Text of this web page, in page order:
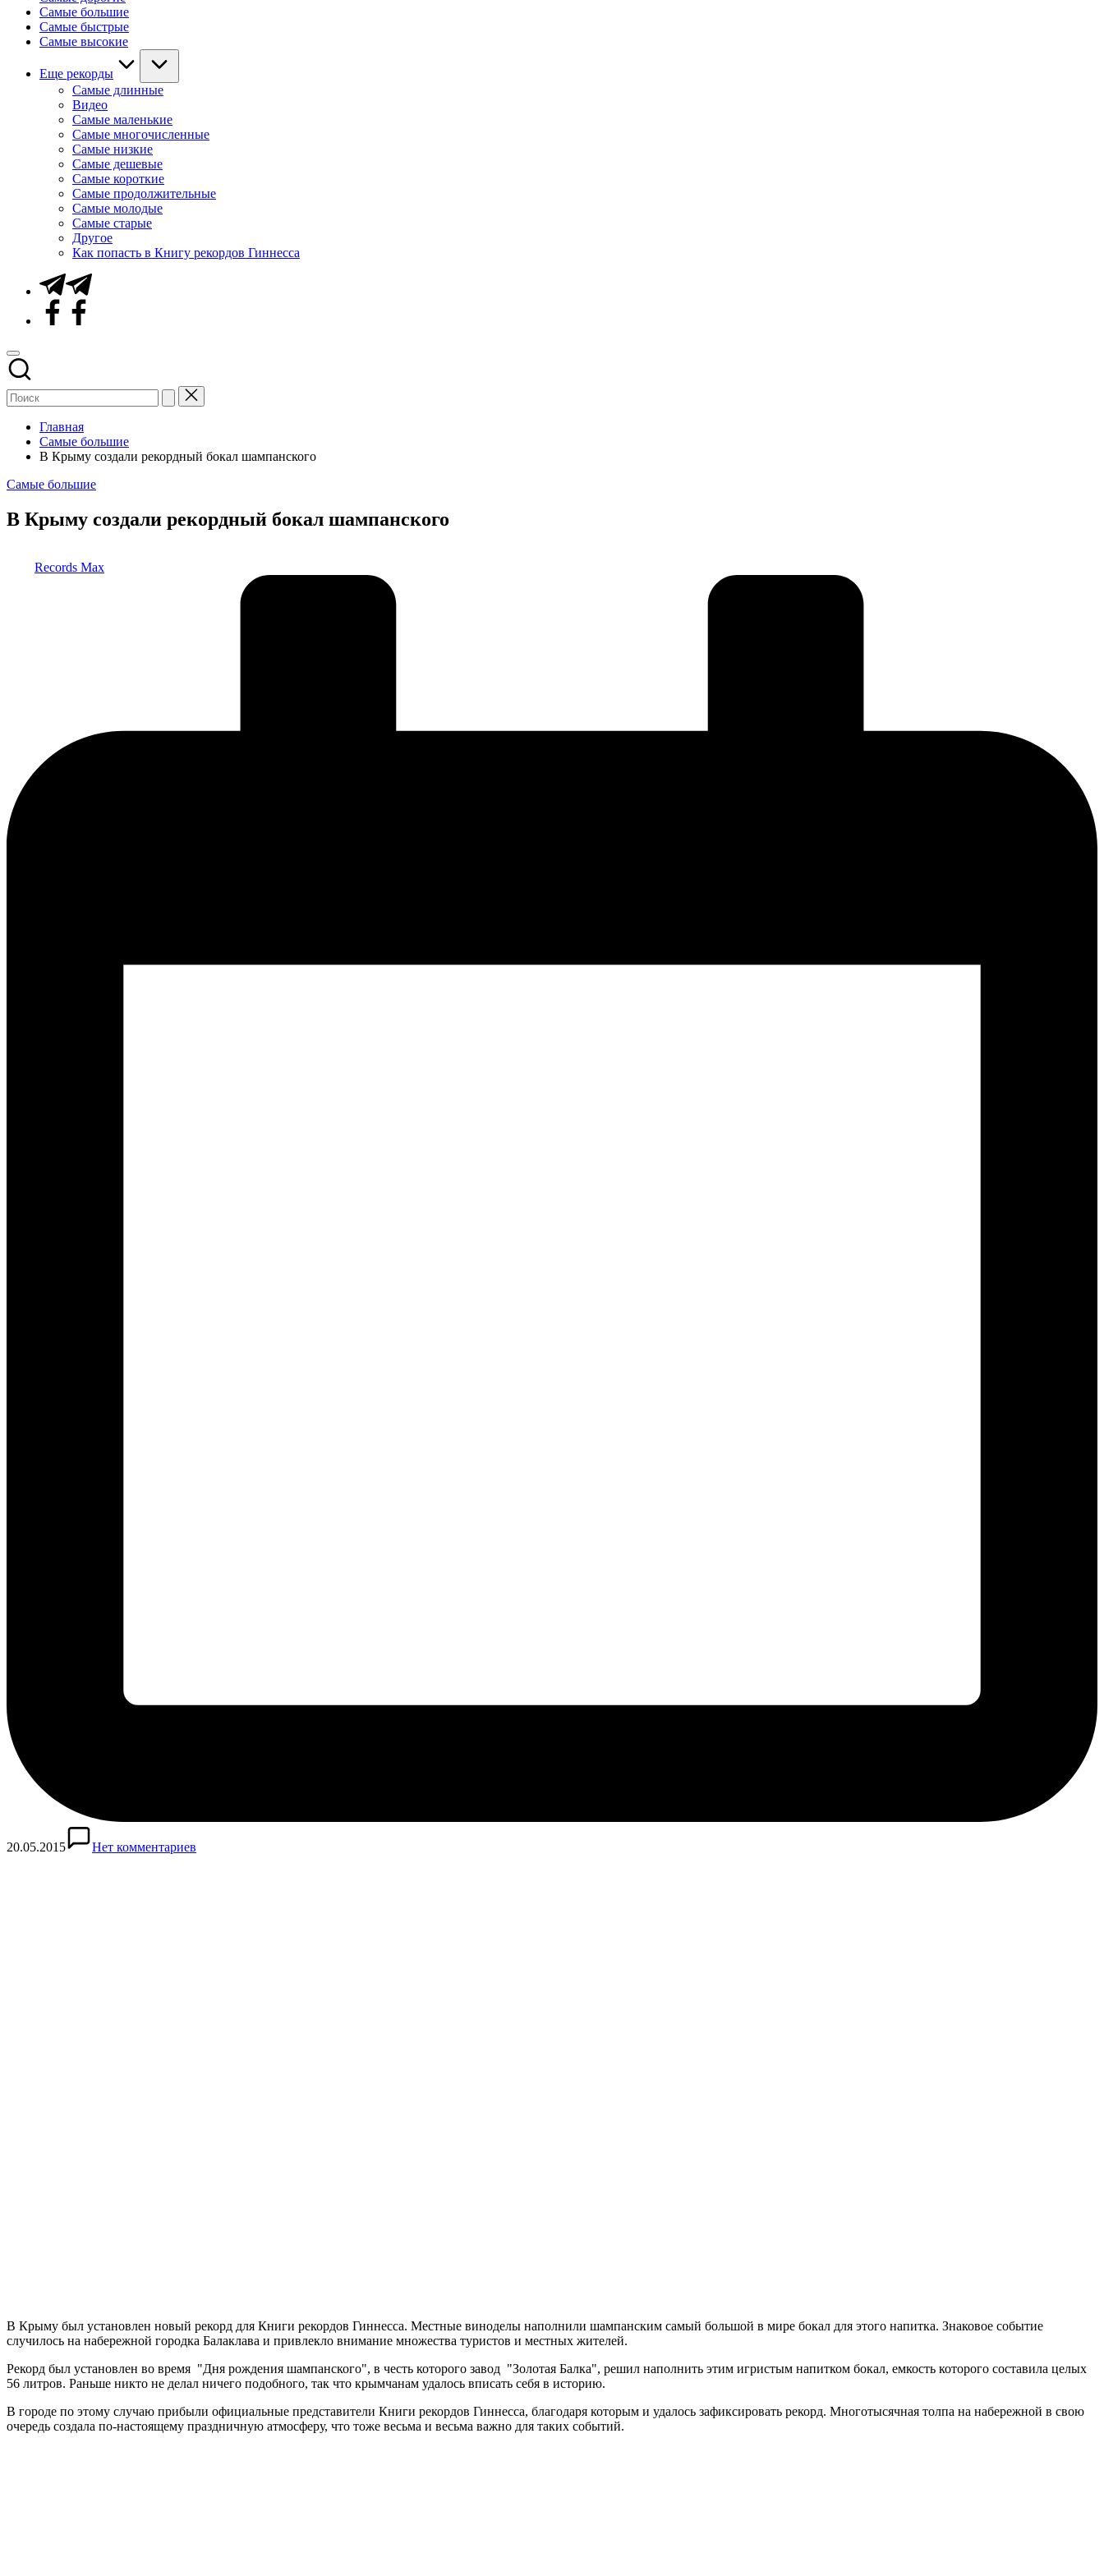
Самые большие
Самые быстрые
Самые высокие
Еще рекорды
Самые длинные
Видео
Самые маленькие
Самые многочисленные
Самые низкие
Самые дешевые
Самые короткие
Самые продолжительные
Самые молодые
Самые старые
Другое
Как попасть в Книгу рекордов Гиннесса
Telegram
Facebook
Главная
Самые большие
В Крыму создали рекордный бокал шампанского
Опубликовано
Самые большие
В Крыму создали рекордный бокал шампанского
Records Max
20.05.2015 Нет комментариев
В Крыму был установлен новый рекорд для Книги рекордов Гиннесса. Местные виноделы наполнили шампанским самый большой в мире бокал для этого напитка. Знаковое событие
случилось на набережной городка Балаклава и привлекло внимание множества туристов и местных жителей.
Рекорд был установлен во время "Дня рождения шампанского", в честь которого завод "Золотая Балка", решил наполнить этим игристым напитком бокал, емкость которого составила целых
56 литров. Раньше никто не делал ничего подобного, так что крымчанам удалось вписать себя в историю.
В городе по этому случаю прибыли официальные представители Книги рекордов Гиннесса, благодаря которым и удалось зафиксировать рекорд. Многотысячная толпа на набережной в свою
очередь создала по-настоящему праздничную атмосферу, что тоже весьма и весьма важно для таких событий.